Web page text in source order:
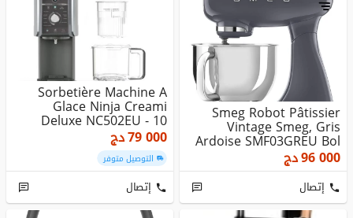
Smeg Robot Pâtissier
Vintage Smeg, Gris
Ardoise SMF03GREU Bol
En Inox ...
96 000دج
إتصال
Sorbetière Machine A
Glace Ninja Creami
Deluxe NC502EU - 10
Programmes...
79 000دج
التوصيل متوفر
إتصال